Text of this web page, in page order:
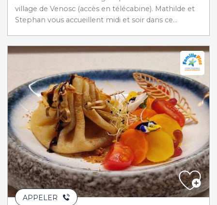
village de Venosc (accès en télécabine). Mathilde et
Stephan vous accueillent midi et soir dans ce...
APPELER